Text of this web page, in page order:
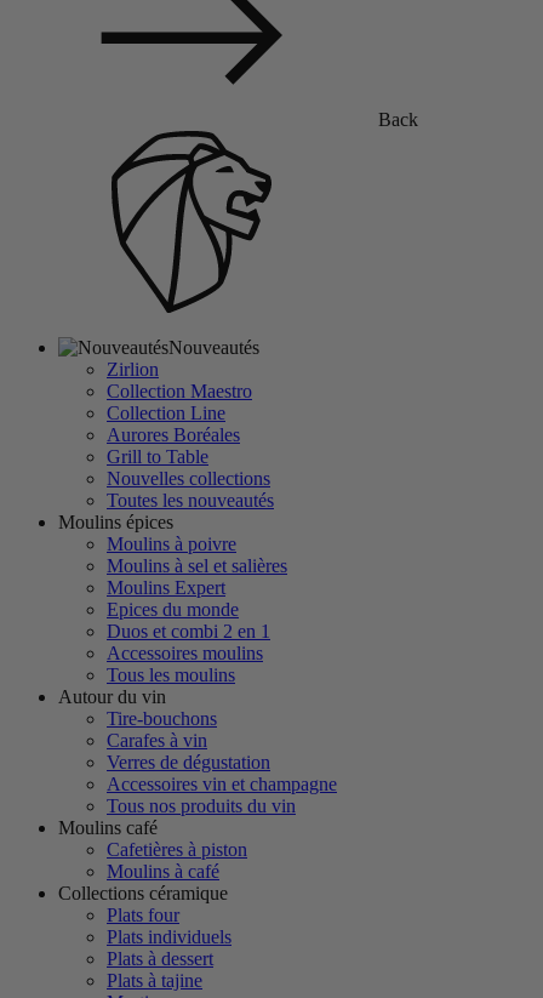
Back
Nouveautés
Zirlion
Collection Maestro
Collection Line
Aurores Boréales
Grill to Table
Nouvelles collections
Toutes les nouveautés
Moulins épices
Moulins à poivre
Moulins à sel et salières
Moulins Expert
Epices du monde
Duos et combi 2 en 1
Accessoires moulins
Tous les moulins
Autour du vin
Tire-bouchons
Carafes à vin
Verres de dégustation
Accessoires vin et champagne
Tous nos produits du vin
Moulins café
Cafetières à piston
Moulins à café
Collections céramique
Plats four
Plats individuels
Plats à dessert
Plats à tajine